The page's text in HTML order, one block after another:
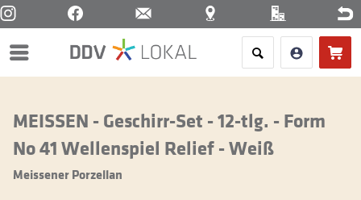
Menü
MEISSEN - Geschirr-Set - 12-tlg. - Form
No 41 Wellenspiel Relief - Weiß
Meissener Porzellan